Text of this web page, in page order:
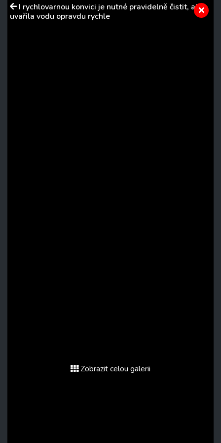
I rychlovarnou konvici je nutné pravidelně čistit, aby
uvařila vodu opravdu rychle
Zobrazit celou galerii